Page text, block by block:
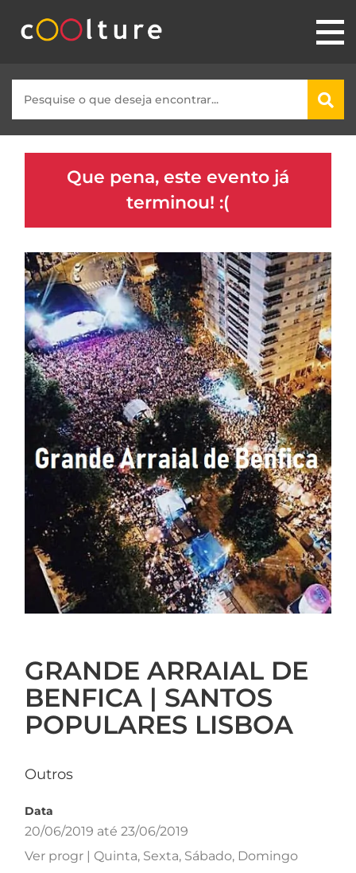
Que pena, este evento já
terminou! :(
GRANDE ARRAIAL DE
BENFICA | SANTOS
POPULARES LISBOA
Outros
Data
20/06/2019 até 23/06/2019
Ver progr | Quinta, Sexta, Sábado, Domingo